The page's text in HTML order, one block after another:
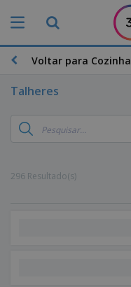
Voltar para Cozinha
Talheres
296 Resultado(s)